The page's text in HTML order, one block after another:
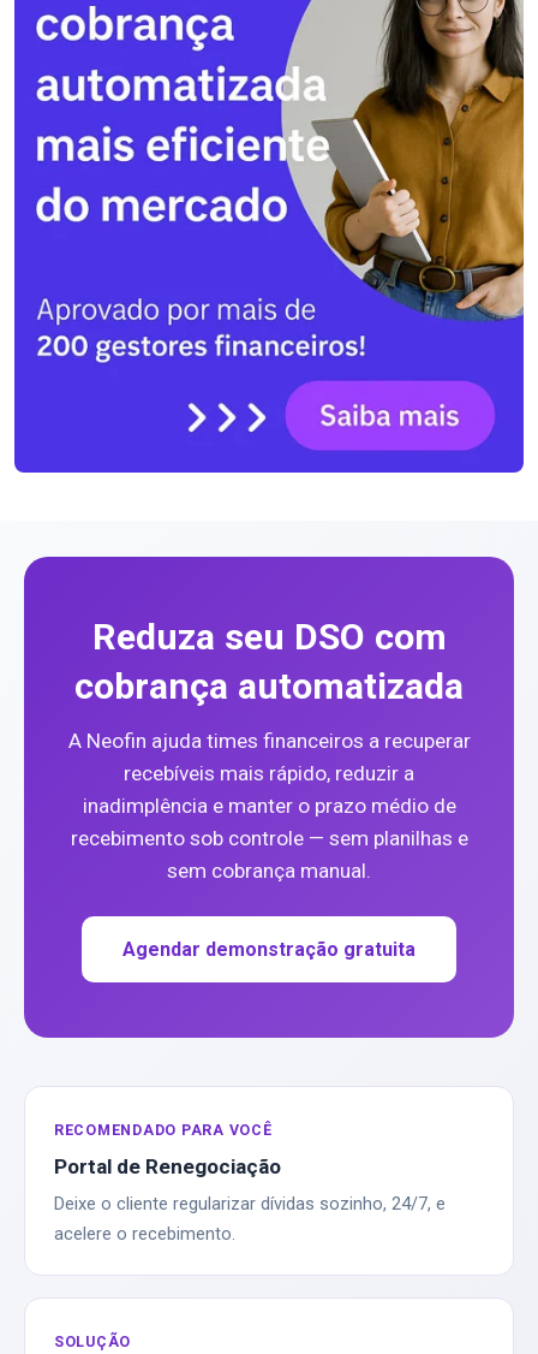
Reduza seu DSO com
cobrança automatizada
A Neofin ajuda times financeiros a recuperar
recebíveis mais rápido, reduzir a
inadimplência e manter o prazo médio de
recebimento sob controle — sem planilhas e
sem cobrança manual.
Agendar demonstração gratuita
RECOMENDADO PARA VOCÊ
Portal de Renegociação
Deixe o cliente regularizar dívidas sozinho, 24/7, e
acelere o recebimento.
SOLUÇÃO